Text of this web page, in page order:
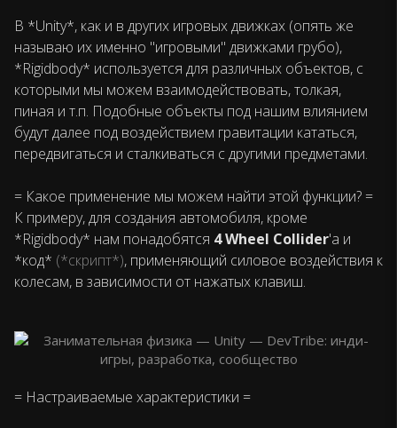
В *Unity*, как и в других игровых движках (опять же
называю их именно "игровыми" движками грубо),
*Rigidbody* используется для различных объектов, с
которыми мы можем взаимодействовать, толкая,
пиная и т.п. Подобные объекты под нашим влиянием
будут далее под воздействием гравитации кататься,
передвигаться и сталкиваться с другими предметами.
= Какое применение мы можем найти этой функции? =
К примеру, для создания автомобиля, кроме
*Rigidbody* нам понадобятся 4 Wheel Collider'а и
*код* (*скрипт*), применяющий силовое воздействия к
колесам, в зависимости от нажатых клавиш.
= Настраиваемые характеристики =